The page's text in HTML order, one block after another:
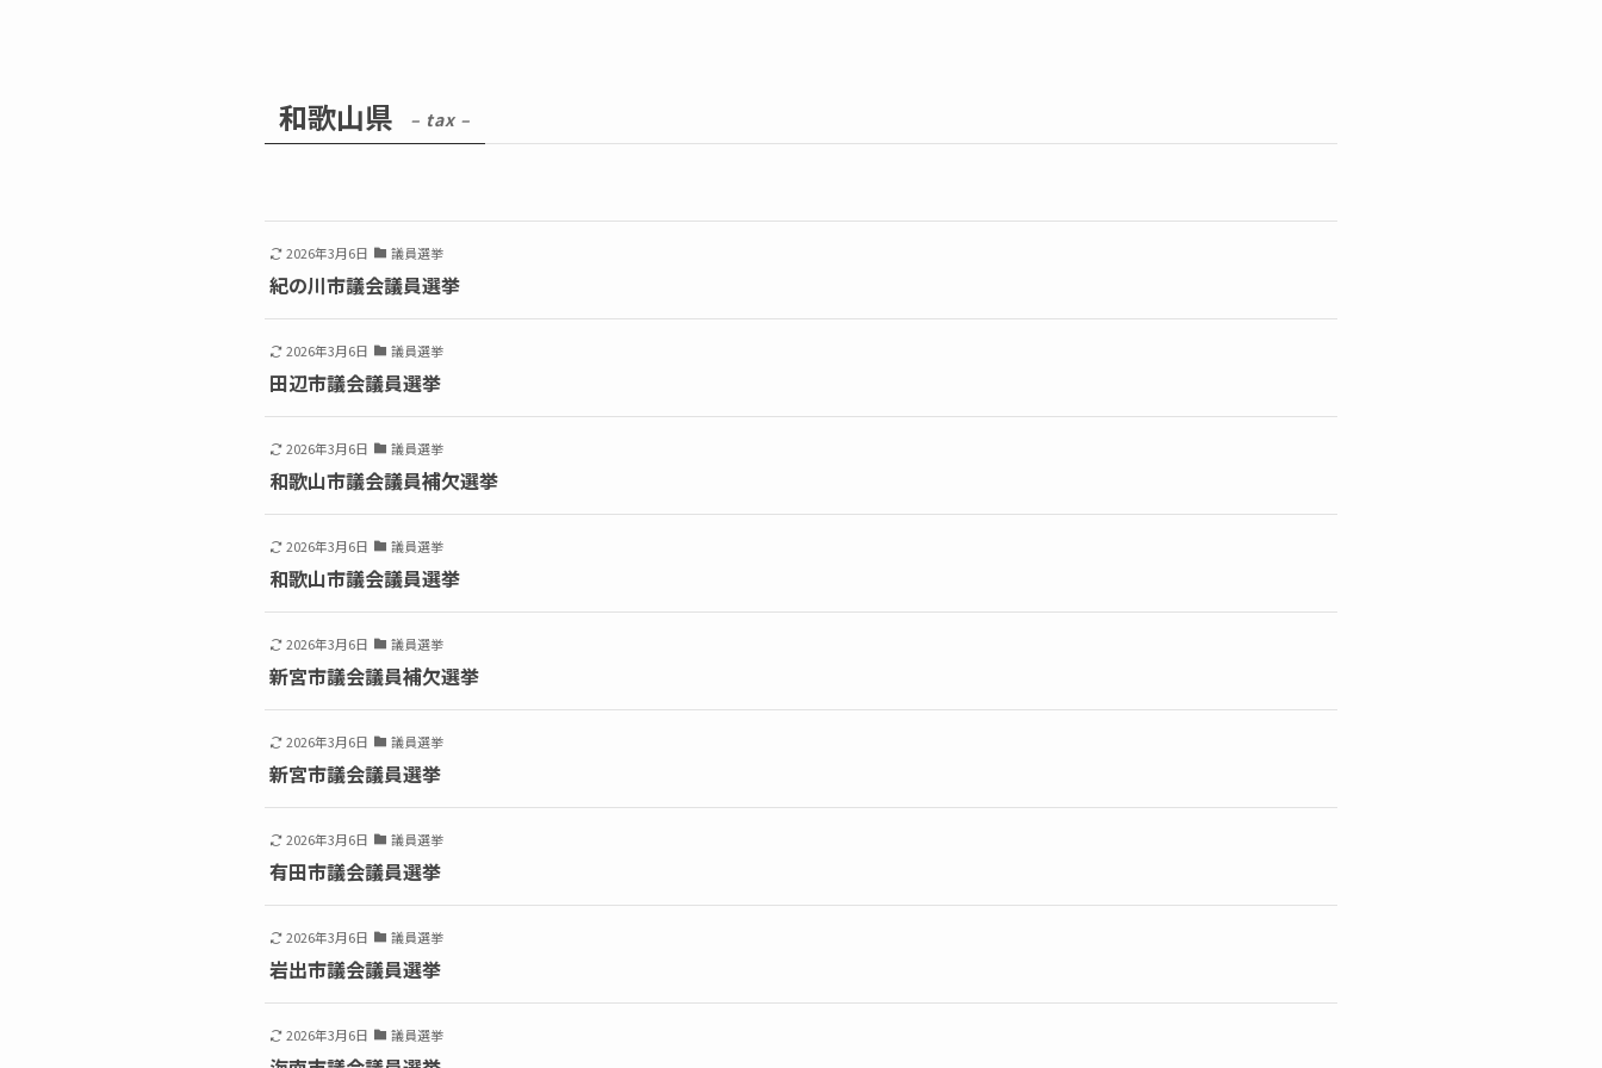
和歌山県 – tax –
2026年3月6日 議員選挙
紀の川市議会議員選挙
2026年3月6日 議員選挙
田辺市議会議員選挙
2026年3月6日 議員選挙
和歌山市議会議員補欠選挙
2026年3月6日 議員選挙
和歌山市議会議員選挙
2026年3月6日 議員選挙
新宮市議会議員補欠選挙
2026年3月6日 議員選挙
新宮市議会議員選挙
2026年3月6日 議員選挙
有田市議会議員選挙
2026年3月6日 議員選挙
岩出市議会議員選挙
2026年3月6日 議員選挙